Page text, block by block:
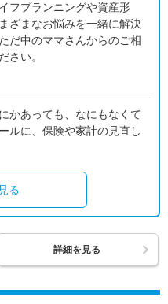
フプランニングや資産形
ざまなお悩みを一緒に解決
だ中のママさんからのご相
さい。
かあっても、なにもなくて
ルに、保険や家計の見直し
る
詳細を見る